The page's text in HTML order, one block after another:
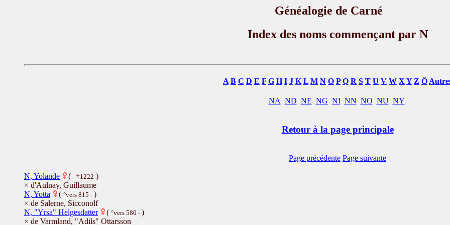
Généalogie de Carné
Index des noms commençant par N
A B C D E F G H I J K L M N O P Q R S T U V W X Y Z Ö
NA ND NE NG NI NN NO NU NY
Retour à la page principale
Page précédente Page suivante
N, Yolande ( - †1222 )
× d'Aulnay, Guillaume
N, Yotta
( °vers 815 - )
× de Salerne, Sicconolf
N, "Yrsa" Helgesdatter
( °vers 580 - )
× de Varmland, "Adils" Ottarsson